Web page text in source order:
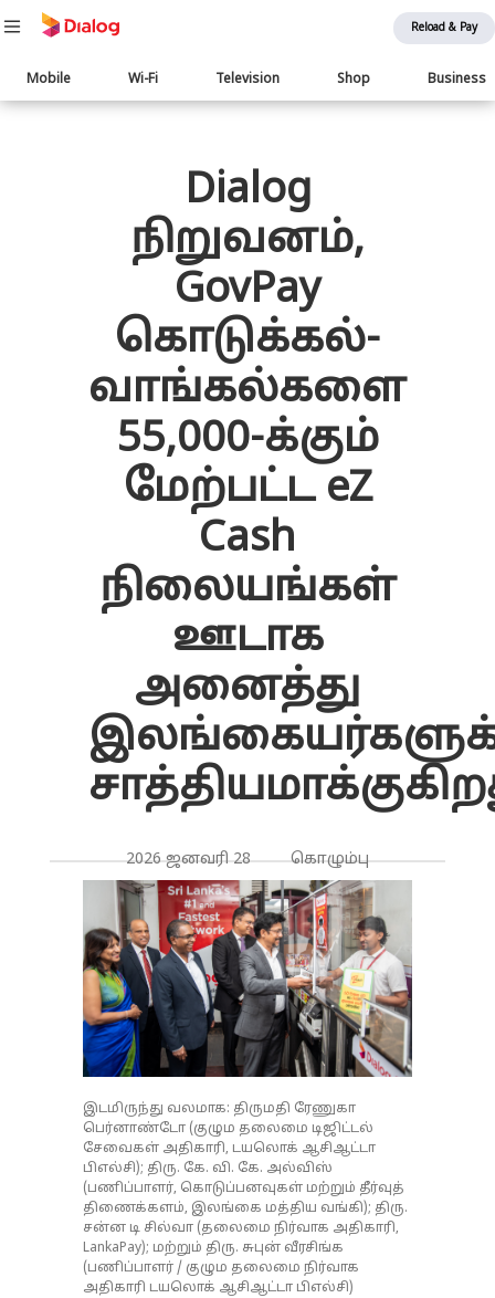
Reload & Pay
Main
navigation
Mobile Wi-Fi Television Shop Business
பொருள் விரிவாக்கம்
Dialog
நிறுவனம்,
GovPay
கொடுக்கல்-
வாங்கல்களை
55,000-க்கும்
மேற்பட்ட eZ
Cash
நிலையங்கள்
ஊடாக
அனைத்து
2026 ஜனவரி 28 கொழும்பு
இடமிருந்து வலமாக: திருமதி ரேணுகா
பெர்னாண்டோ (குழும தலைமை டிஜிட்டல்
சேவைகள் அதிகாரி, டயலொக் ஆசிஆட்டா
பிஎல்சி); திரு. கே. வி. கே. அல்விஸ்
(பணிப்பாளர், கொடுப்பனவுகள் மற்றும் தீர்வுத்
திணைக்களம், இலங்கை மத்திய வங்கி); திரு.
சன்ன டி சில்வா (தலைமை நிர்வாக அதிகாரி,
LankaPay); மற்றும் திரு. சுபுன் வீரசிங்க
(பணிப்பாளர் / குழும தலைமை நிர்வாக
அதிகாரி டயலொக் ஆசிஆட்டா பிஎல்சி)